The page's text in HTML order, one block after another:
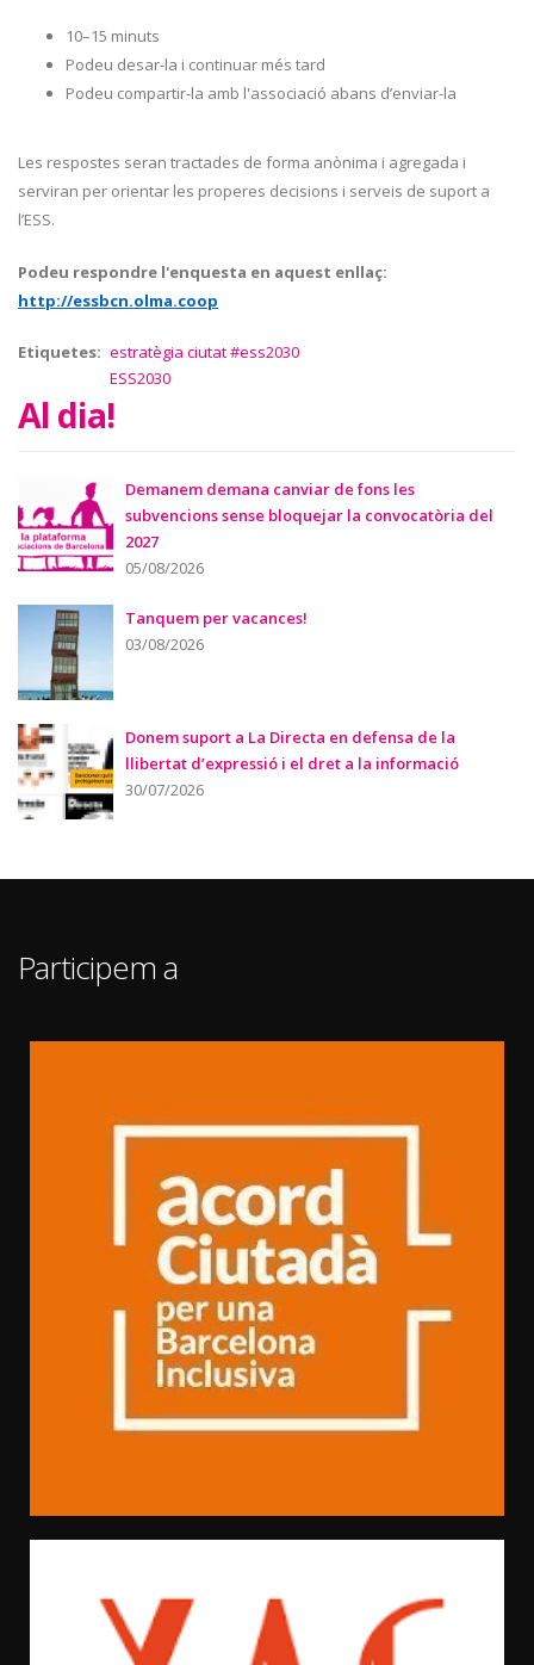
10–15 minuts
Podeu desar-la i continuar més tard
Podeu compartir-la amb l'associació abans d’enviar-la
Les respostes seran tractades de forma anònima i agregada i
serviran per orientar les properes decisions i serveis de suport a
l’ESS.
Podeu respondre l'enquesta en aquest enllaç:
http://essbcn.olma.coop
Etiquetes
estratègia ciutat #ess2030
ESS2030
Al dia!
Demanem demana canviar de fons les
subvencions sense bloquejar la convocatòria del
2027
05/08/2026
Tanquem per vacances!
03/08/2026
Donem suport a La Directa en defensa de la
llibertat d’expressió i el dret a la informació
30/07/2026
Participem a